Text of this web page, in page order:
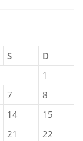
S
D
1
7
8
14
15
21
22